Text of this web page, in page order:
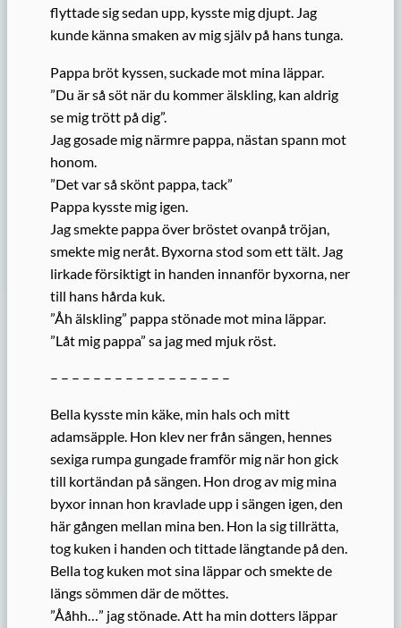
flyttade sig sedan upp, kysste mig djupt. Jag
kunde känna smaken av mig själv på hans tunga.
Pappa bröt kyssen, suckade mot mina läppar.
”Du är så söt när du kommer älskling, kan aldrig
se mig trött på dig”.
Jag gosade mig närmre pappa, nästan spann mot
honom.
”Det var så skönt pappa, tack”
Pappa kysste mig igen.
Jag smekte pappa över bröstet ovanpå tröjan,
smekte mig neråt. Byxorna stod som ett tält. Jag
lirkade försiktigt in handen innanför byxorna, ner
till hans hårda kuk.
”Åh älskling” pappa stönade mot mina läppar.
”Låt mig pappa” sa jag med mjuk röst.
– – – – – – – – – – – – – – – – –
Bella kysste min käke, min hals och mitt
adamsäpple. Hon klev ner från sängen, hennes
sexiga rumpa gungade framför mig när hon gick
till kortändan på sängen. Hon drog av mig mina
byxor innan hon kravlade upp i sängen igen, den
här gången mellan mina ben. Hon la sig tillrätta,
tog kuken i handen och tittade längtande på den.
Bella tog kuken mot sina läppar och smekte de
längs sömmen där de möttes.
”Ååhh…” jag stönade. Att ha min dotters läppar